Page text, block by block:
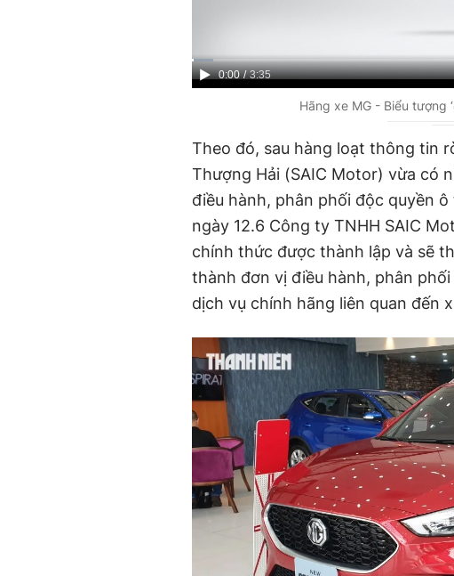
C
r
e
n
t
e
0:00 / D
a
t
o
3:35
Hãng xe MG - Biểu tượng
Theo đó, sau hàng loạt thông tin
Thượng Hải (SAIC Motor) vừa có
điều hành, phân phối độc quyền
ngày 12.6 Công ty TNHH SAIC
chính thức được thành lập và sẽ
thành đơn vị điều hành, phân
dịch vụ chính hãng liên quan đến